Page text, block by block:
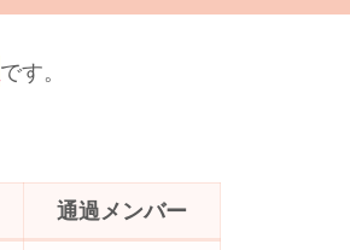
です。
通過メンバー